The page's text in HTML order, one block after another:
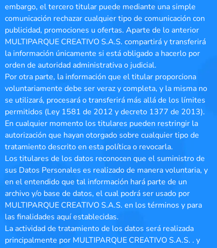
embargo, el tercero titular puede mediante una simple
comunicación rechazar cualquier tipo de comunicación con
publicidad, promociones u ofertas. Aparte de lo anterior
MULTIPARQUE CREATIVO S.A.S. compartirá y transferirá
la información únicamente si está obligado a hacerlo por
orden de autoridad administrativa o judicial.
Por otra parte, la información que el titular proporciona
voluntariamente debe ser veraz y completa, y la misma no
se utilizará, procesará o transferirá más allá de los límites
permitidos (Ley 1581 de 2012 y decreto 1377 de 2013).
En cualquier momento los titulares pueden restringir la
autorización que hayan otorgado sobre cualquier tipo de
tratamiento descrito en esta política o revocarla.
Los titulares de los datos reconocen que el suministro de
sus Datos Personales es realizado de manera voluntaria, y
en el entendido que tal información hará parte de un
archivo y/o base de datos, el cual podrá ser usado por
MULTIPARQUE CREATIVO S.A.S. en los términos y para
las finalidades aquí establecidas.
La actividad de tratamiento de los datos será realizada
principalmente por MULTIPARQUE CREATIVO S.A.S. . y